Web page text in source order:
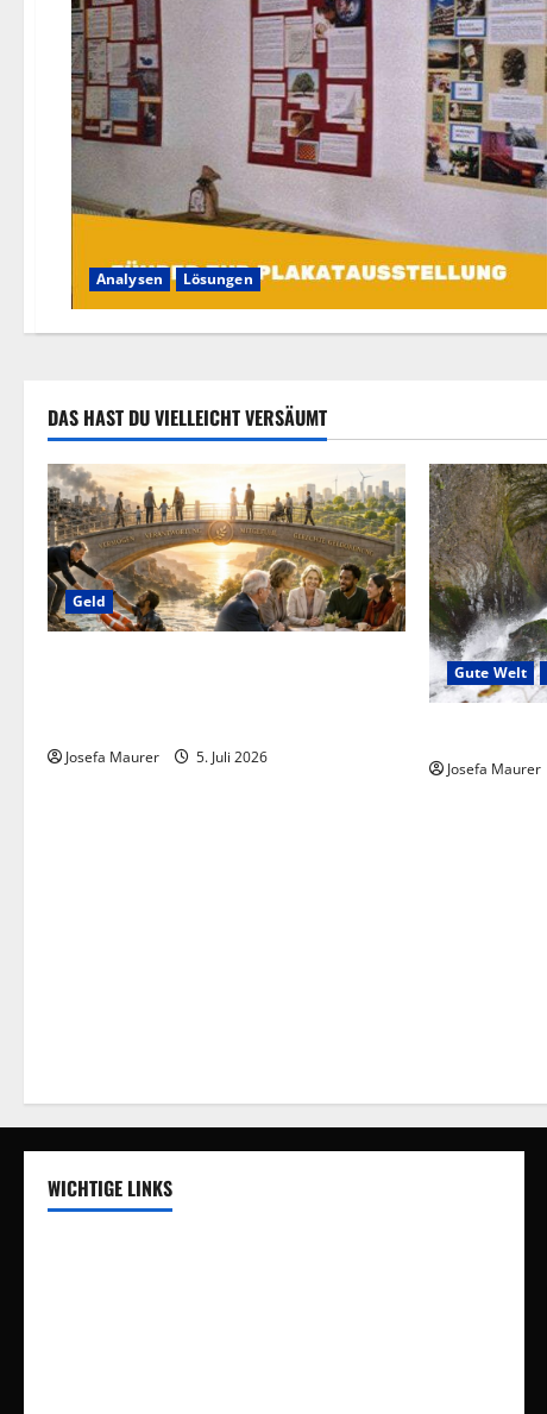
Analysen Lösungen
DAS HAST DU VIELLEICHT VERSÄUMT
Geld
Josefa Maurer 5. Juli 2026
Gute Welt
Josefa Maurer
WICHTIGE LINKS